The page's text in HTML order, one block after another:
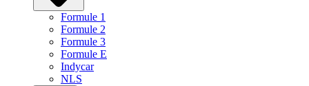
Formule 1
Formule 2
Formule 3
Formule E
Indycar
NLS